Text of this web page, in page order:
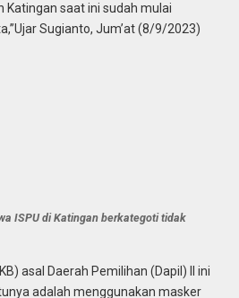
Katingan saat ini sudah mulai
Sugianto, Jum’at (8/9/2023)
ISPU di Katingan berkategoti tidak
asal Daerah Pemilihan (Dapil) II ini
adalah menggunakan masker